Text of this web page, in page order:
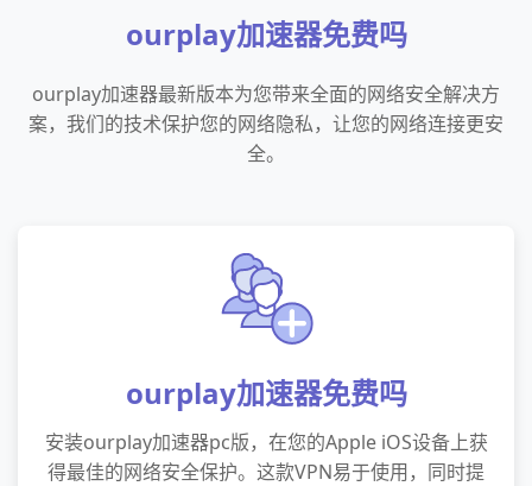
ourplay加速器免费吗
ourplay加速器最新版本为您带来全面的网络安全解决方
案，我们的技术保护您的网络隐私，让您的网络连接更安
全。
ourplay加速器免费吗
安装ourplay加速器pc版，在您的Apple iOS设备上获
得最佳的网络安全保护。这款VPN易于使用，同时提